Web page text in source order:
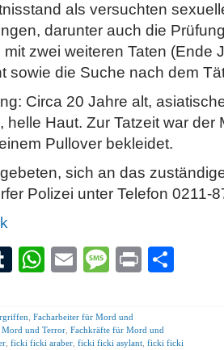
als versuchten
darunter auch die
zwei weiteren Taten (Ende
sowie die Suche nach dem
Circa 20 Jahre alt,
helle Haut. Zur Tatzeit war der
Pullover bekleidet.
sich an das
Polizei unter Telefon 0211-
Tumblr
WhatsApp
EmailMessage
Print
Facharbeiter für Mord und
und Terror Fachkräfte für Mord und
ficki ficki araber ficki ficki asylant ficki ficki